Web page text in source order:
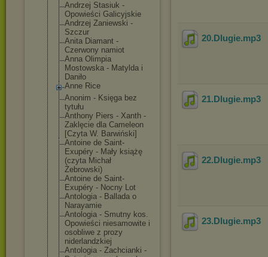
Andrzej Stasiuk -
Opowieści Galicyjskie
Andrzej Zaniewski -
Szczur
Anita Diamant -
Czerwony namiot
Anna Olimpia
Mostowska - Matylda i
Daniło
Anne Rice
Anonim - Księga bez
tytułu
Anthony Piers - Xanth -
Zaklęcie dla Cameleon
[Czyta W. Barwiński]
Antoine de Saint-
Exupéry - Mały książę
(czyta Michał
Żebrowski)
Antoine de Saint-
Exupéry - Nocny Lot
Antologia - Ballada o
Narayamie
Antologia - Smutny kos.
Opowieści niesamowite i
osobliwe z prozy
niderlandzkiej
Antologia - Zachcianki -
20.Dlugie.mp3
21.Dlugie.mp3
22.Dlugie.mp3
23.Dlugie.mp3